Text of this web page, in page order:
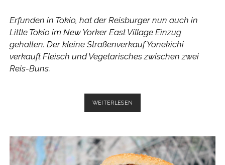
Erfunden in Tokio, hat der Reisburger nun auch in
Little Tokio im New Yorker East Village Einzug
gehalten. Der kleine Straßenverkauf Yonekichi
verkauft Fleisch und Vegetarisches zwischen zwei
Reis-Buns.
WEITERLESEN
RICEBURGER
REISBURGER
AUS
LITTLE